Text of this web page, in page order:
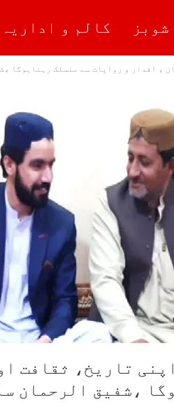
شوبز کالم و اداریہ
، اقدار و روایات سے منسلک رہناہوگا
تاریخ، ثقافت
،شفیق الرحمان